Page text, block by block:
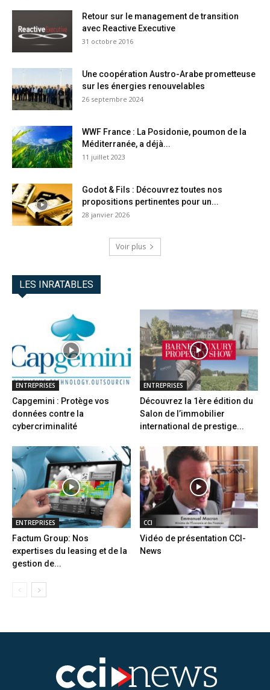
Retour sur le management de transition
avec Reactive Executive
31 octobre 2016
Une coopération Austro-Arabe prometteuse
sur les énergies renouvelables
26 septembre 2024
WWF France : La Posidonie, poumon de la
Méditerranée, a déjà...
11 juillet 2023
Godot & Fils : Découvrez toutes nos
propositions pertinentes pour un...
28 janvier 2026
Voir plus
LES INRATABLES
ENTREPRISES
Capgemini : Protège vos
données contre la
cybercriminalité
ENTREPRISES
Découvrez la 1ère édition du
Salon de l’immobilier
international de prestige...
ENTREPRISES
Factum Group: Nos
expertises du leasing et de la
gestion de...
CCI
Vidéo de présentation CCI-
News